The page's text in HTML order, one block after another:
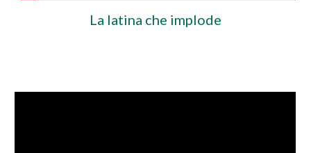
La latina che implode